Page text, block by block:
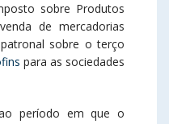
sobre Produtos
de mercadorias
sobre o terço
para as sociedades
período em que o